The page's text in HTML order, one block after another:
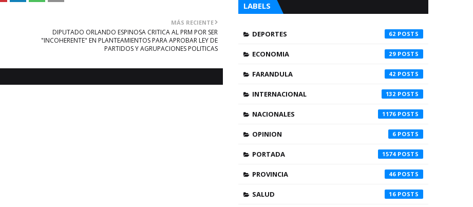
MÁS RECIENTE
DIPUTADO ORLANDO ESPINOSA CRITICA AL PRM POR SER
"INCOHERENTE" EN PLANTEAMIENTOS PARA APROBAR LEY DE
PARTIDOS Y AGRUPACIONES POLITICAS
LABELS
DEPORTES 62
ECONOMIA 29
FARANDULA 42
INTERNACIONAL 132
NACIONALES 1176
OPINION 6
PORTADA 1574
PROVINCIA 46
SALUD 16